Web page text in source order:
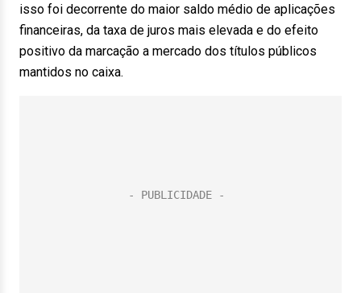
isso foi decorrente do maior saldo médio de aplicações
financeiras, da taxa de juros mais elevada e do efeito
positivo da marcação a mercado dos títulos públicos
mantidos no caixa.